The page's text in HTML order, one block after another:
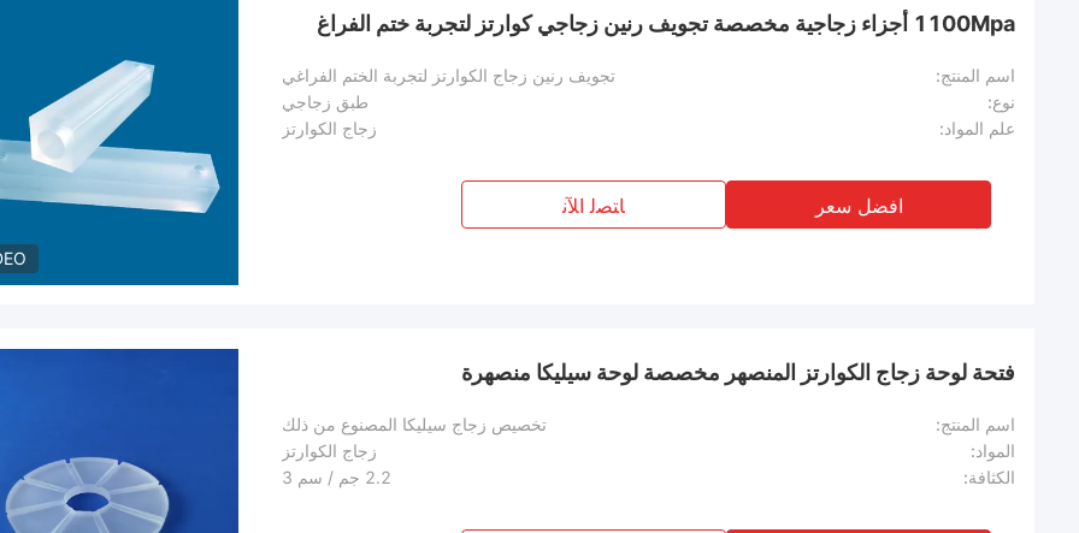
1100Mpa أجزاء زجاجية مخصصة تجويف رنين زجاجي كوارتز لتجربة ختم الفراغ
اسم المنتج:
تجويف رنين زجاج الكوارتز لتجربة الختم الفراغي
نوع:
طبق زجاجي
علم المواد:
زجاج الكوارتز
افضل سعر ﺎﺘﺼﻟ ﺍﻶﻧ
فتحة لوحة زجاج الكوارتز المنصهر مخصصة لوحة سيليكا منصهرة
اسم المنتج:
تخصيص زجاج سيليكا المصنوع من ذلك
المواد:
زجاج الكوارتز
الكثافة:
2.2 جم / سم 3